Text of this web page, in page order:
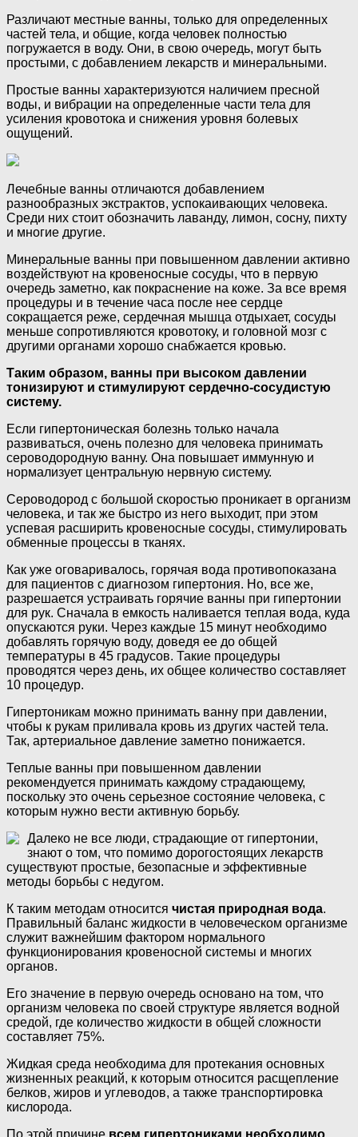
Различают местные ванны, только для определенных
частей тела, и общие, когда человек полностью
погружается в воду. Они, в свою очередь, могут быть
простыми, с добавлением лекарств и минеральными.
Простые ванны характеризуются наличием пресной
воды, и вибрации на определенные части тела для
усиления кровотока и снижения уровня болевых
ощущений.
Лечебные ванны отличаются добавлением
разнообразных экстрактов, успокаивающих человека.
Среди них стоит обозначить лаванду, лимон, сосну, пихту
и многие другие.
Минеральные ванны при повышенном давлении активно
воздействуют на кровеносные сосуды, что в первую
очередь заметно, как покраснение на коже. За все время
процедуры и в течение часа после нее сердце
сокращается реже, сердечная мышца отдыхает, сосуды
меньше сопротивляются кровотоку, и головной мозг с
другими органами хорошо снабжается кровью.
Таким образом, ванны при высоком давлении
тонизируют и стимулируют сердечно-сосудистую
систему.
Если гипертоническая болезнь только начала
развиваться, очень полезно для человека принимать
сероводородную ванну. Она повышает иммунную и
нормализует центральную нервную систему.
Сероводород с большой скоростью проникает в организм
человека, и так же быстро из него выходит, при этом
успевая расширить кровеносные сосуды, стимулировать
обменные процессы в тканях.
Как уже оговаривалось, горячая вода противопоказана
для пациентов с диагнозом гипертония. Но, все же,
разрешается устраивать горячие ванны при гипертонии
для рук. Сначала в емкость наливается теплая вода, куда
опускаются руки. Через каждые 15 минут необходимо
добавлять горячую воду, доведя ее до общей
температуры в 45 градусов. Такие процедуры
проводятся через день, их общее количество составляет
10 процедур.
Гипертоникам можно принимать ванну при давлении,
чтобы к рукам приливала кровь из других частей тела.
Так, артериальное давление заметно понижается.
Теплые ванны при повышенном давлении
рекомендуется принимать каждому страдающему,
поскольку это очень серьезное состояние человека, с
которым нужно вести активную борьбу.
Далеко не все люди, страдающие от гипертонии,
знают о том, что помимо дорогостоящих лекарств
существуют простые, безопасные и эффективные
методы борьбы с недугом.
К таким методам относится чистая природная вода.
Правильный баланс жидкости в человеческом организме
служит важнейшим фактором нормального
функционирования кровеносной системы и многих
органов.
Его значение в первую очередь основано на том, что
организм человека по своей структуре является водной
средой, где количество жидкости в общей сложности
составляет 75%.
Жидкая среда необходима для протекания основных
жизненных реакций, к которым относится расщепление
белков, жиров и углеводов, а также транспортировка
кислорода.
По этой причине всем гипертониками необходимо